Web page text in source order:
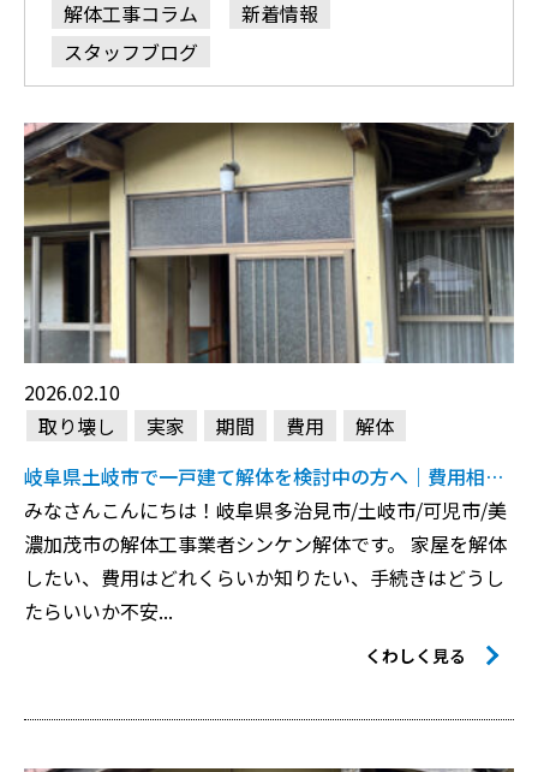
解体工事コラム
新着情報
スタッフブログ
2026.02.10
取り壊し
実家 期間 費用
解体
岐阜県土岐市で一戸建て解体を検討中の方へ｜費用相場・業者選び完全ガイド
みなさんこんにちは！岐阜県多治見市/土岐市/可児市/美
濃加茂市の解体工事業者シンケン解体です。 家屋を解体
したい、費用はどれくらいか知りたい、手続きはどうし
たらいいか不安――...
くわしく見る